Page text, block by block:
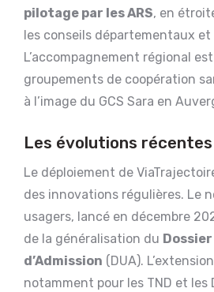
pilotage par les ARS, en
les conseils départementaux et
L’accompagnement régional
groupements de coopération
à l’image du GCS Sara en
Les évolutions
Le déploiement de
des innovations régulières. Le
usagers, lancé en décembre
de la généralisation du
d’Admission (DUA).
notamment pour les TND et les